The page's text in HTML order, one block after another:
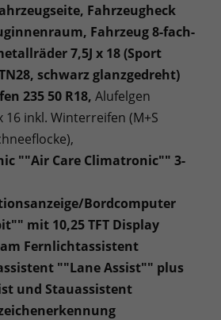
Fahrzeugheck
Fahrzeug 8-fach-
7,5J x 18 (Sport
schwarz glanzgedreht)
235 50 R18, Alufelgen
16 inkl. Winterreifen (M+S
""Air Care Climatronic"" 3-
Bordcomputer
mit 10,25 TFT Display
Fernlichtassistent
""Lane Assist"" plus
und Stauassistent